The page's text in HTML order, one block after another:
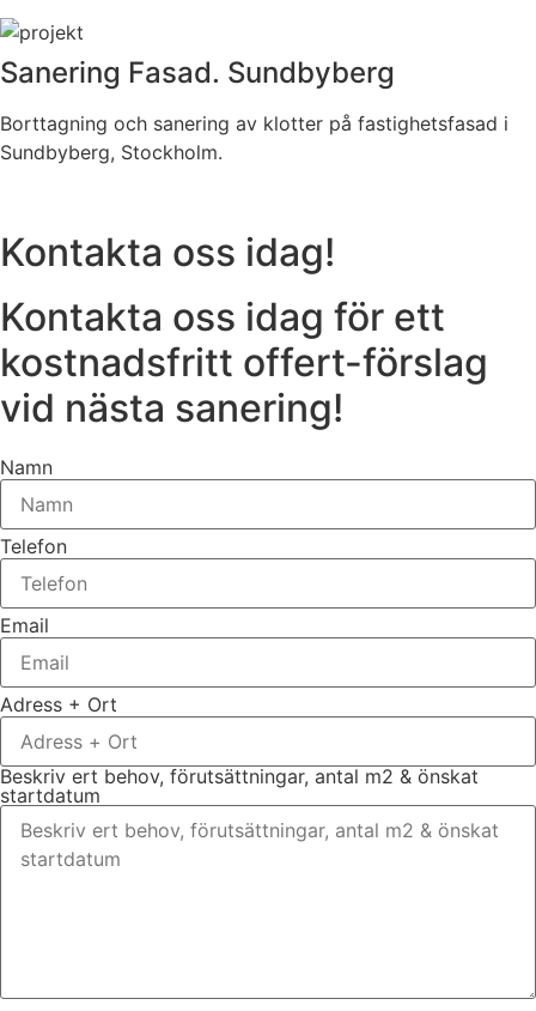
Sanering Fasad. Sundbyberg
Borttagning och sanering av klotter på fastighetsfasad i
Sundbyberg, Stockholm.
Kontakta oss idag!
Kontakta oss idag för ett
kostnadsfritt offert-förslag
vid nästa sanering!
Namn
Telefon
Email
Adress + Ort
Beskriv ert behov, förutsättningar, antal m2 & önskat
startdatum